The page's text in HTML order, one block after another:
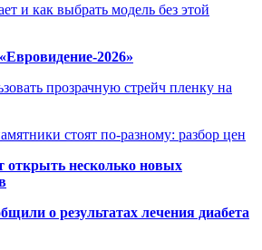
и как выбрать модель без этой
2026»
прозрачную стрейч пленку на
стоят по-разному: разбор цен
несколько новых
о результатах лечения диабета